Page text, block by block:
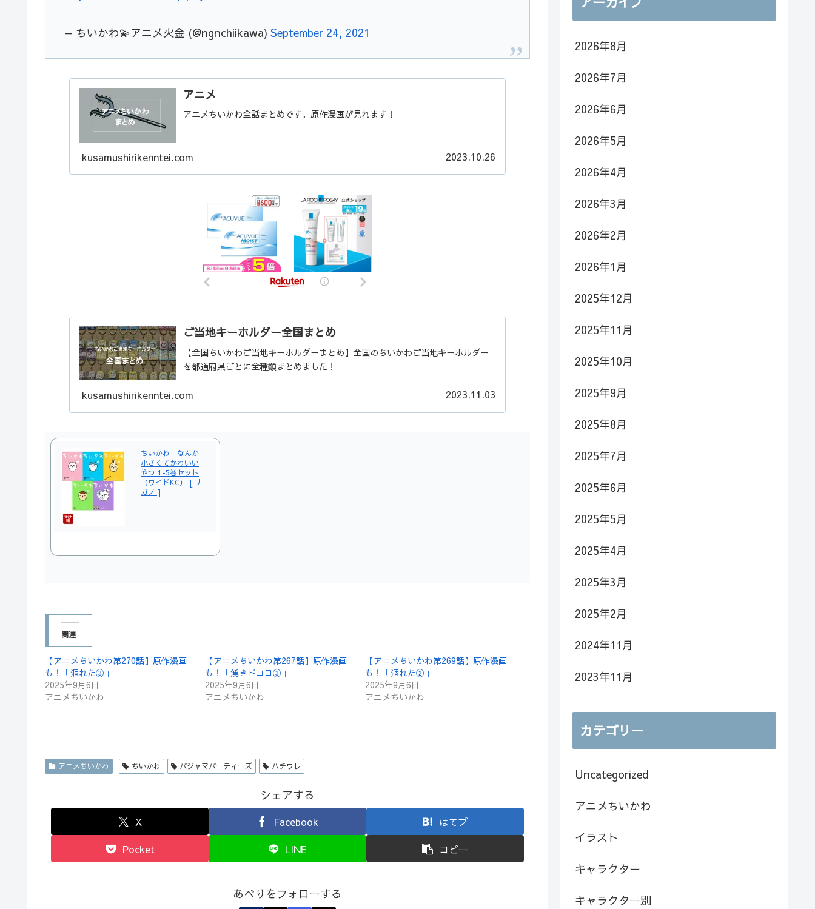
— ちいかわ💫アニメ火金 (@ngnchiikawa)September 24, 2021
アニメ
アニメちいかわ全話まとめです。原作漫画が見れます！
kusamushirikenntei.com 2023.10.26
ご当地キーホルダー全国まとめ
【全国ちいかわご当地キーホルダーまとめ】全国のちいかわご当地キーホルダー
を都道府県ごとに全種類まとめました！
kusamushirikenntei.com 2023.11.03
ちいかわ なんか
小さくてかわいい
やつ 1-5巻セット
（ワイドKC） [ ナ
ガノ ]
関連
【アニメちいかわ第270話】原作漫画
も！「涸れた③」
2025年9月6日
アニメちいかわ
【アニメちいかわ第267話】原作漫画
も！「湧きドコロ③」
2025年9月6日
アニメちいかわ
【アニメちいかわ第269話】原作漫画
も！「涸れた②」
2025年9月6日
アニメちいかわ
アニメちいかわ ちいかわ パジャマパーティーズ ハチワレ
シェアする
X Facebook はてブ
Pocket LINE コピー
あべりをフォローする
2026年8月
2026年7月
2026年6月
2026年5月
2026年4月
2026年3月
2026年2月
2026年1月
2025年12月
2025年11月
2025年10月
2025年9月
2025年8月
2025年7月
2025年6月
2025年5月
2025年4月
2025年3月
2025年2月
2024年11月
2023年11月
カテゴリー
Uncategorized
アニメちいかわ
イラスト
キャラクター
キャラクター別